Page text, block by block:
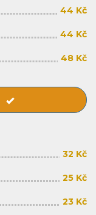
44 Kč
44 Kč
48 Kč
32 Kč
25 Kč
23 Kč